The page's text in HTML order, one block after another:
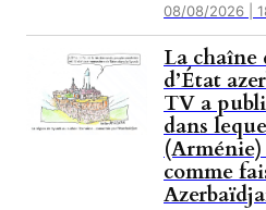
08/08/2026 |
La chaîne
d’État
TV a
dans
(Arménie)
comme